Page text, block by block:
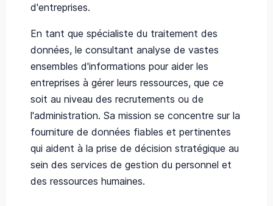
d'entreprises.
En tant que spécialiste du traitement des
données, le consultant analyse de vastes
ensembles d'informations pour aider les
entreprises à gérer leurs ressources, que ce
soit au niveau des recrutements ou de
l'administration. Sa mission se concentre sur la
fourniture de données fiables et pertinentes
qui aident à la prise de décision stratégique au
sein des services de gestion du personnel et
des ressources humaines.